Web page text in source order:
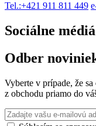
Tel.:+421 911 811 449
Sociálne médiá
Odber
Vyberte v prípade, že
z obchodu priamo do